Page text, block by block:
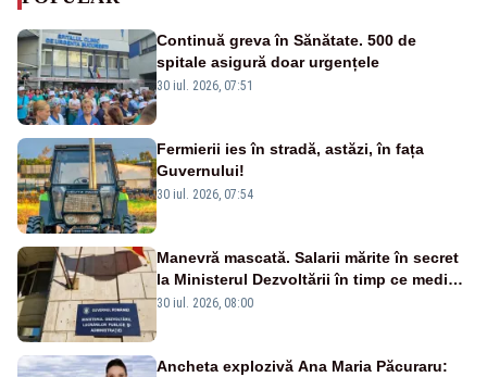
Continuă greva în Sănătate. 500 de
spitale asigură doar urgențele
30 iul. 2026, 07:51
Fermierii ies în stradă, astăzi, în fața
Guvernului!
30 iul. 2026, 07:54
Manevră mascată. Salarii mărite în secret
la Ministerul Dezvoltării în timp ce medicii
ies în stradă
30 iul. 2026, 08:00
Ancheta explozivă Ana Maria Păcuraru: